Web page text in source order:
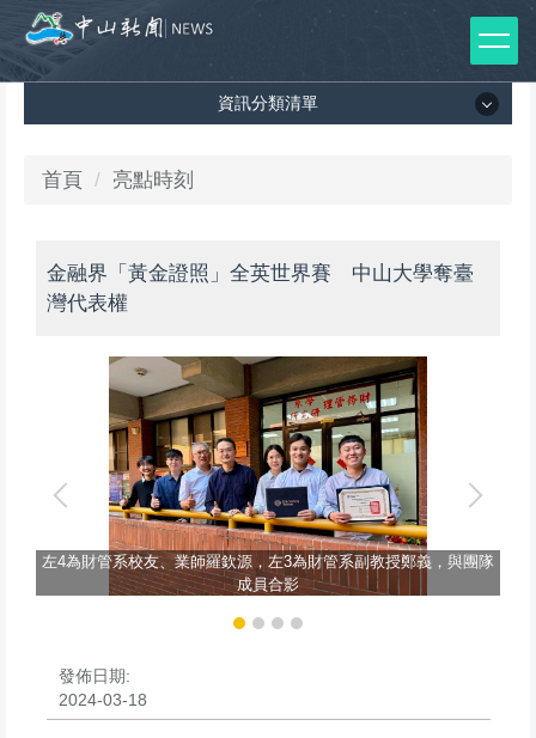
到
主
資訊分類清單
資訊分類清單
媒體報導
師生榮譽
首頁 亮點時刻
金融界「黃金證照」全英世界賽 中山大學奪臺
灣代表權
左4為財管系校友、業師羅欽源，左3為財管系副教授鄭義，與團隊
成員合影
發佈日期:
2024-03-18